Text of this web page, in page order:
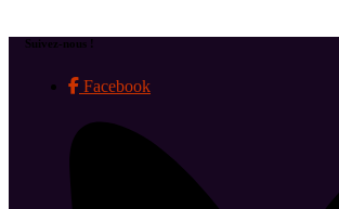
Suivez-nous !
Facebook